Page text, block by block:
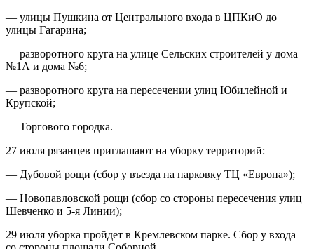
— улицы Пушкина от Центрального входа в ЦПКиО до
улицы Гагарина;
— разворотного круга на улице Сельских строителей у дома
№1А и дома №6;
— разворотного круга на пересечении улиц Юбилейной и
Крупской;
— Торгового городка.
27 июля рязанцев приглашают на уборку территорий:
— Дубовой рощи (сбор у въезда на парковку ТЦ «Европа»);
— Новопавловской рощи (сбор со стороны пересечения улиц
Шевченко и 5-я Линии);
29 июля уборка пройдет в Кремлевском парке. Сбор у входа